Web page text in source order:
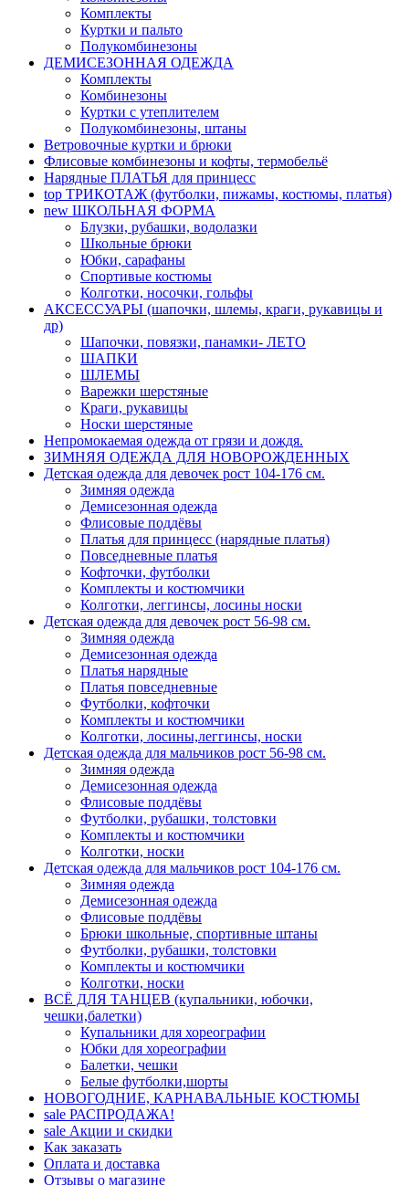
Комплекты
Куртки и пальто
Полукомбинезоны
ДЕМИСЕЗОННАЯ ОДЕЖДА
Комплекты
Комбинезоны
Куртки с утеплителем
Полукомбинезоны, штаны
Ветровочные куртки и брюки
Флисовые комбинезоны и кофты, термобельё
Нарядные ПЛАТЬЯ для принцесс
top ТРИКОТАЖ (футболки, пижамы, костюмы, платья)
new ШКОЛЬНАЯ ФОРМА
Блузки, рубашки, водолазки
Школьные брюки
Юбки, сарафаны
Спортивые костюмы
Колготки, носочки, гольфы
АКСЕССУАРЫ (шапочки, шлемы, краги, рукавицы и
др)
Шапочки, повязки, панамки- ЛЕТО
ШАПКИ
ШЛЕМЫ
Варежки шерстяные
Краги, рукавицы
Носки шерстяные
Непромокаемая одежда от грязи и дождя.
ЗИМНЯЯ ОДЕЖДА ДЛЯ НОВОРОЖДЕННЫХ
Детская одежда для девочек рост 104-176 см.
Зимняя одежда
Демисезонная одежда
Флисовые поддёвы
Платья для принцесс (нарядные платья)
Повседневные платья
Кофточки, футболки
Комплекты и костюмчики
Колготки, леггинсы, лосины носки
Детская одежда для девочек рост 56-98 см.
Зимняя одежда
Демисезонная одежда
Платья нарядные
Платья повседневные
Футболки, кофточки
Комплекты и костюмчики
Колготки, лосины,леггинсы, носки
Детская одежда для мальчиков рост 56-98 см.
Зимняя одежда
Демисезонная одежда
Флисовые поддёвы
Футболки, рубашки, толстовки
Комплекты и костюмчики
Колготки, носки
Детская одежда для мальчиков рост 104-176 см.
Зимняя одежда
Демисезонная одежда
Флисовые поддёвы
Брюки школьные, спортивные штаны
Футболки, рубашки, толстовки
Комплекты и костюмчики
Колготки, носки
ВСЁ ДЛЯ ТАНЦЕВ (купальники, юбочки,
чешки,балетки)
Купальники для хореографии
Юбки для хореографии
Балетки, чешки
Белые футболки,шорты
НОВОГОДНИЕ, КАРНАВАЛЬНЫЕ КОСТЮМЫ
sale РАСПРОДАЖА!
sale Акции и скидки
Как заказать
Оплата и доставка
Отзывы о магазине